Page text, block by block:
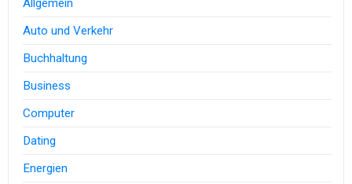
Allgemein
Auto und Verkehr
Buchhaltung
Business
Computer
Dating
Energien